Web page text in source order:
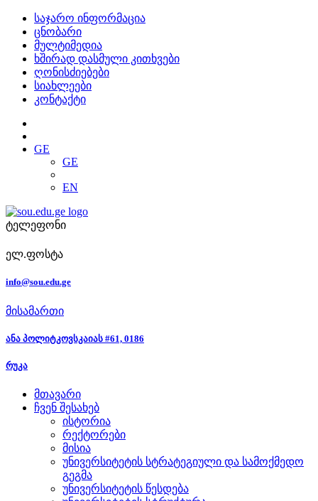
საჯარო ინფორმაცია
ცნობარი
მულტიმედია
ხშირად დასმული კითხვები
ღონისძიებები
სიახლეები
კონტაქტი
GE
GE
EN
ტელეფონი
ელ.ფოსტა
info@sou.edu.ge
მისამართი
ანა პოლიტკოვსკაიას #61, 0186
რუკა
მთავარი
ჩვენ შესახებ
ისტორია
რექტორები
მისია
უნივერსიტეტის სტრატეგიული და სამოქმედო
გეგმა
უნივერსიტეტის წესდება